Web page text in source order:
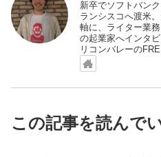
新卒でソフトバン
ランシスコへ渡米
軸に、ライター業
の起業家へインタ
リコンバレーの
この記事を読んで